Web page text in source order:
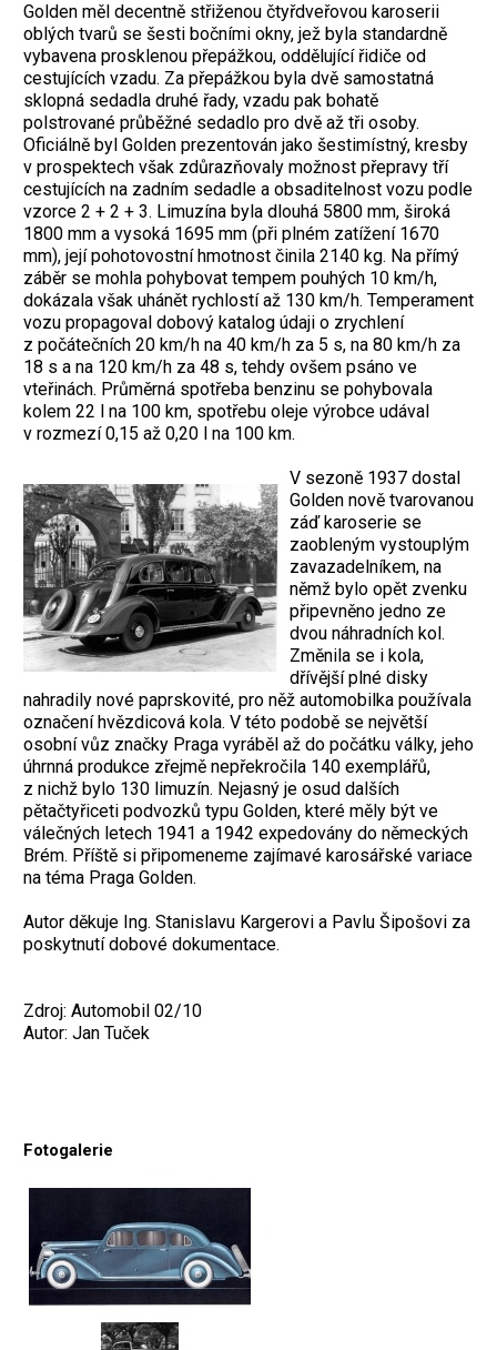
Golden měl decentně střiženou čtyřdveřovou karoserii
oblých tvarů se šesti bočními okny, jež byla standardně
vybavena prosklenou přepážkou, oddělující řidiče od
cestujících vzadu. Za přepážkou byla dvě samostatná
sklopná sedadla druhé řady, vzadu pak bohatě
polstrované průběžné sedadlo pro dvě až tři osoby.
Oficiálně byl Golden prezentován jako šestimístný, kresby
v prospektech však zdůrazňovaly možnost přepravy tří
cestujících na zadním sedadle a obsaditelnost vozu podle
vzorce 2 + 2 + 3. Limuzína byla dlouhá 5800 mm, široká
1800 mm a vysoká 1695 mm (při plném zatížení 1670
mm), její pohotovostní hmotnost činila 2140 kg. Na přímý
záběr se mohla pohybovat tempem pouhých 10 km/h,
dokázala však uhánět rychlostí až 130 km/h. Temperament
vozu propagoval dobový katalog údaji o zrychlení
z počátečních 20 km/h na 40 km/h za 5 s, na 80 km/h za
18 s a na 120 km/h za 48 s, tehdy ovšem psáno ve
vteřinách. Průměrná spotřeba benzinu se pohybovala
kolem 22 l na 100 km, spotřebu oleje výrobce udával
v rozmezí 0,15 až 0,20 l na 100 km.
V sezoně 1937 dostal
Golden nově tvarovanou
záď karoserie se
zaobleným vystouplým
zavazadelníkem, na
němž bylo opět zvenku
připevněno jedno ze
dvou náhradních kol.
Změnila se i kola,
dřívější plné disky
nahradily nové paprskovité, pro něž automobilka používala
označení hvězdicová kola. V této podobě se největší
osobní vůz značky Praga vyráběl až do počátku války, jeho
úhrnná produkce zřejmě nepřekročila 140 exemplářů,
z nichž bylo 130 limuzín. Nejasný je osud dalších
pětačtyřiceti podvozků typu Golden, které měly být ve
válečných letech 1941 a 1942 expedovány do německých
Brém. Příště si připomeneme zajímavé karosářské variace
na téma Praga Golden.
Autor děkuje Ing. Stanislavu Kargerovi a Pavlu Šipošovi za
poskytnutí dobové dokumentace.
Zdroj: Automobil 02/10
Autor: Jan Tuček
Fotogalerie